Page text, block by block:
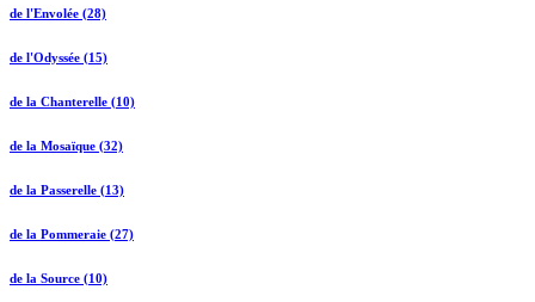
de l'Envolée (28)
de l'Odyssée (15)
de la Chanterelle (10)
de la Mosaïque (32)
de la Passerelle (13)
de la Pommeraie (27)
de la Source (10)